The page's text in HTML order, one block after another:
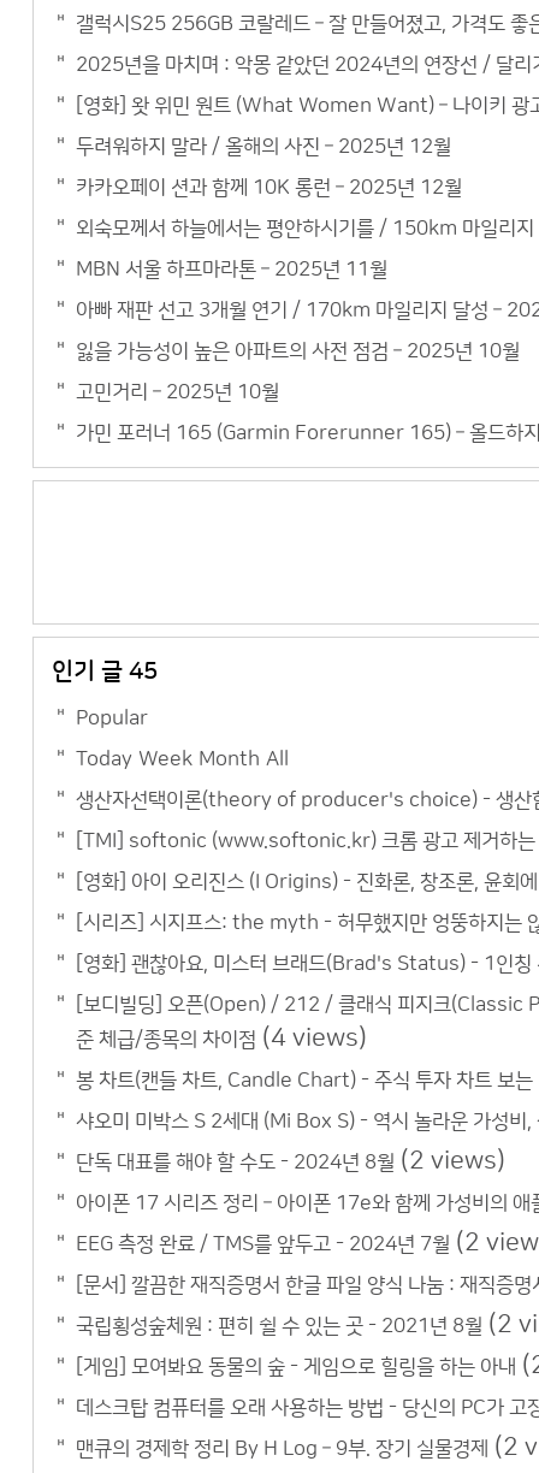
갤럭시S25 256GB 코랄레드 – 잘 만들어졌고, 가격도 좋
2025년을 마치며 : 악몽 같았던 2024년의 연장선 / 달
[영화] 왓 위민 원트 (What Women Want) – 나이키
두려워하지 말라 / 올해의 사진 – 2025년 12월
카카오페이 션과 함께 10K 롱런 – 2025년 12월
외숙모께서 하늘에서는 평안하시기를 / 150km 마일리
MBN 서울 하프마라톤 – 2025년 11월
아빠 재판 선고 3개월 연기 / 170km 마일리지 달성 –
잃을 가능성이 높은 아파트의 사전 점검 – 2025년 10월
고민거리 – 2025년 10월
가민 포러너 165 (Garmin Forerunner 165) – 올드하지
인기 글 45
Popular
Today Week Month All
생산자선택이론(theory of producer's choice) - 생
[TMI] softonic (www.softonic.kr) 크롬 광고 제거하는
[영화] 아이 오리진스 (I Origins) - 진화론, 창조론, 윤회
[시리즈] 시지프스: the myth - 허무했지만 엉뚱하지는
[영화] 괜찮아요, 미스터 브래드(Brad's Status) - 1인칭
[보디빌딩] 오픈(Open) / 212 / 클래식 피지크(Classic
준 체급/종목의 차이점 (4 views)
봉 차트(캔들 차트, Candle Chart) - 주식 투자 차트 보는
샤오미 미박스 S 2세대 (Mi Box S) - 역시 놀라운 가성비,
단독 대표를 해야 할 수도 - 2024년 8월 (2 views)
아이폰 17 시리즈 정리 – 아이폰 17e와 함께 가성비의 애
EEG 측정 완료 / TMS를 앞두고 - 2024년 7월 (2
[문서] 깔끔한 재직증명서 한글 파일 양식 나눔 : 재직증
국립횡성숲체원 : 편히 쉴 수 있는 곳 - 2021년 8월 (2
[게임] 모여봐요 동물의 숲 - 게임으로 힐링을 하는 아내
데스크탑 컴퓨터를 오래 사용하는 방법 - 당신의 PC가 고
맨큐의 경제학 정리 By H Log – 9부. 장기 실물경제 (2